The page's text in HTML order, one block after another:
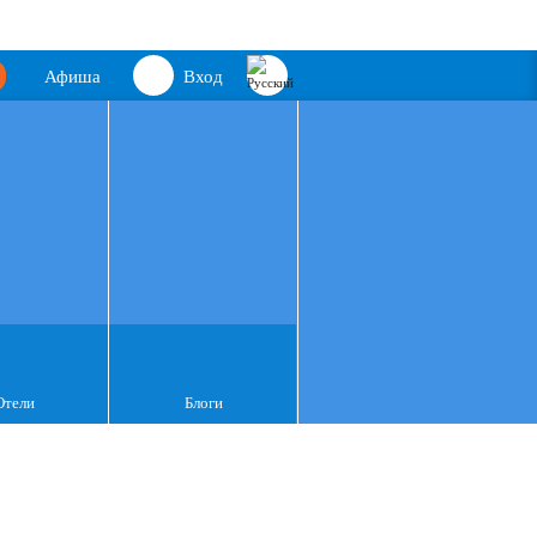
Вход
Афиша
Блоги